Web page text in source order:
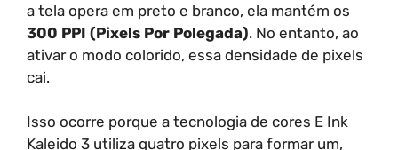
a tela opera em preto e branco, ela mantém os
300 PPI (Pixels Por Polegada). No entanto, ao
ativar o modo colorido, essa densidade de pixels
cai.
Isso ocorre porque a tecnologia de cores E Ink
Kaleido 3 utiliza quatro pixels para formar um,